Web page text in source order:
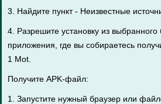
3. Найдите пункт - Неизвестные
4. Разрешите установку из выбранного
приложения, где вы собираетесь
1 Mot.
Получите APK-файл:
1. Запустите нужный браузер или